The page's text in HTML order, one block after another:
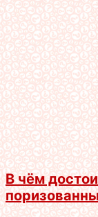
В чём